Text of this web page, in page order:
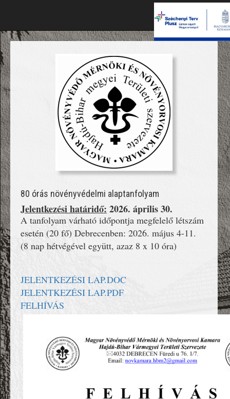
80 órás növényvédelmi alaptanfolyam
Jelentkezési határidő: 2026. április 30.
A tanfolyam várható időpontja megfelelő létszám
esetén (20 fő) Debrecenben: 2026. május 4-11.
(8 nap hétvégével együtt, azaz 8 x 10 óra)
JELENTKEZÉSI LAP.DOC
JELENTKEZÉSI LAP.PDF
FELHÍVÁS